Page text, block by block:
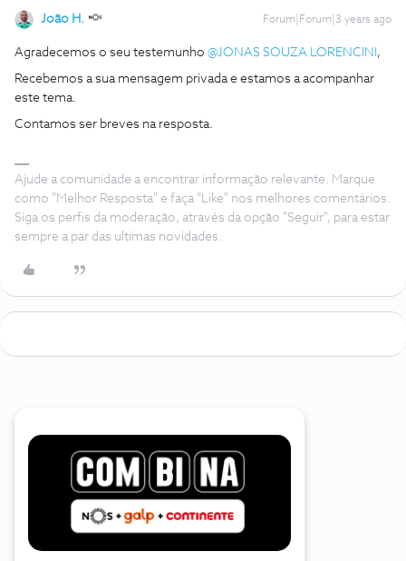
João H. Forum|Forum|3 years ago
Agradecemos o seu testemunho @JONAS SOUZA LORENCINI ,
Recebemos a sua mensagem privada e estamos a acompanhar
este tema.
Contamos ser breves na resposta.
Ajude a comunidade a encontrar informação relevante. Marque
como "Melhor Resposta" e faça "Like" nos melhores comentários.
Siga os perfis da moderação, através da opção "Seguir", para estar
sempre a par das ultimas novidades.